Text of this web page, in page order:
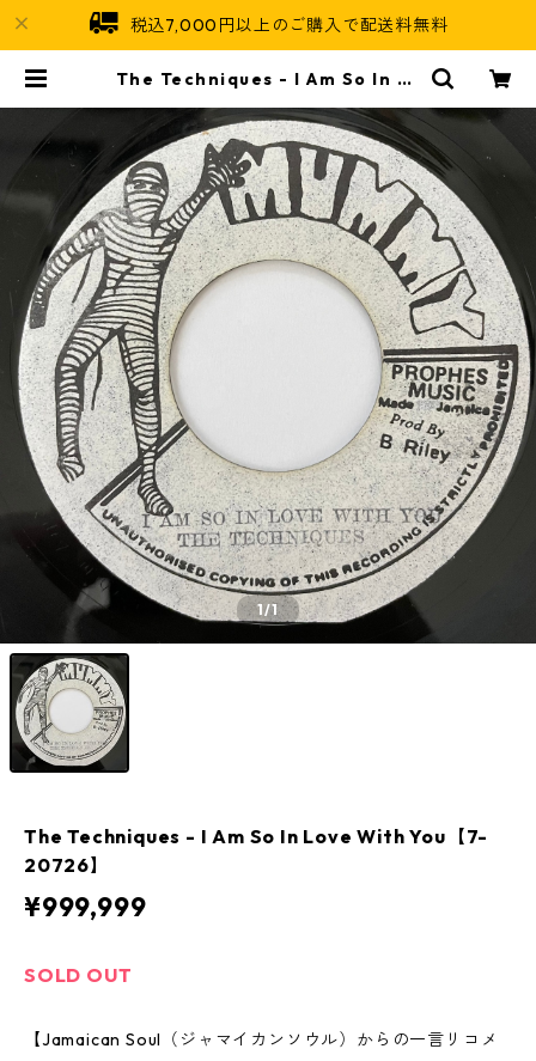
税込7,000円以上のご購入で配送料無料
The Techniques - I Am So In Lo
aican Soul
1/1
The Techniques - I Am So In Love With You【7-
20726】
¥999,999
SOLD OUT
【Jamaican Soul（ジャマイカンソウル）からの一言リコメ